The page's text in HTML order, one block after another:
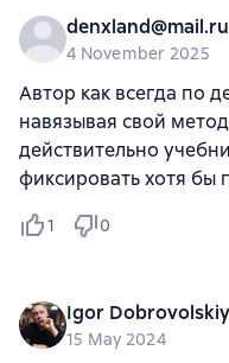
denxland@mail.ru
4 November 2025
Автор как всегда по
навязывая свой
действительно
фиксировать хотя бы
1 0
Igor Dobrovolskiy
15 May 2024